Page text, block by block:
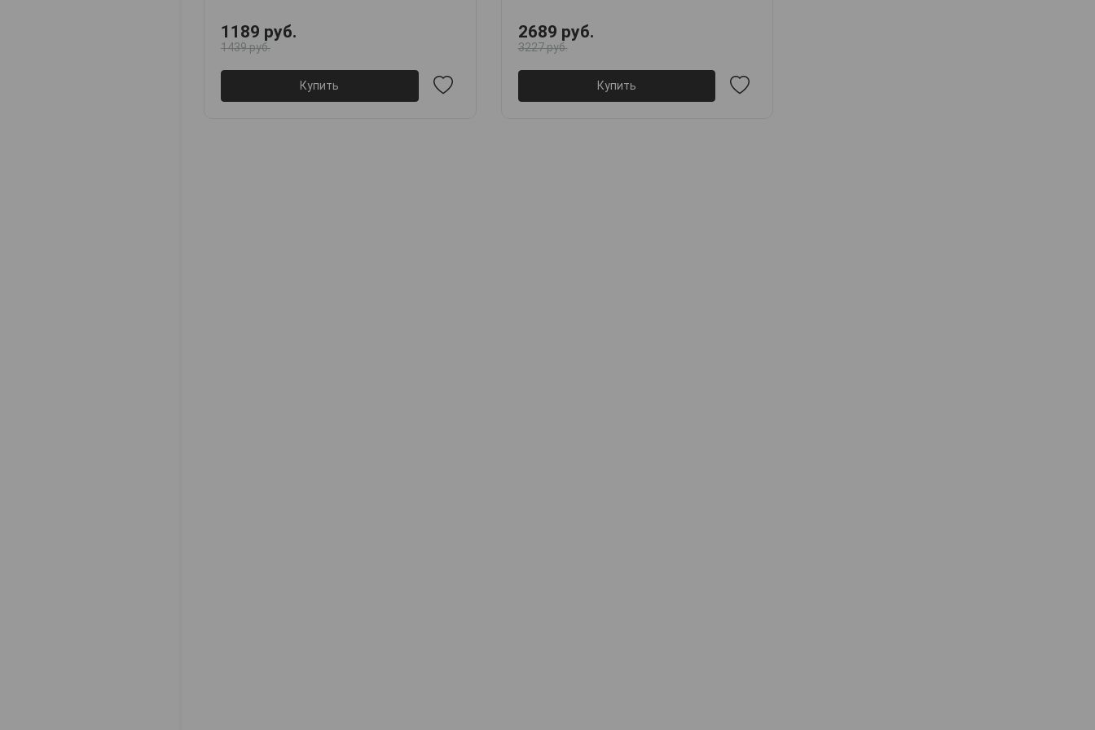
1189 руб.
1439 руб.
Купить
2689 руб.
3227 руб.
Купить